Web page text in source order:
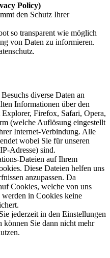
Policy)
den Schutz Ihrer
so transparent wie möglich
von Daten zu informieren.
diverse Daten an
Informationen über den
Firefox, Safari, Opera,
(welche Auflösung eingestellt
Internet-Verbindung. Alle
wobei Sie für unseren
Adresse) sind.
Dateien auf Ihrem
Diese Dateien helfen uns
anzupassen. Da
Cookies, welche von uns
in Cookies keine
jederzeit in den Einstellungen
können Sie dann nicht mehr